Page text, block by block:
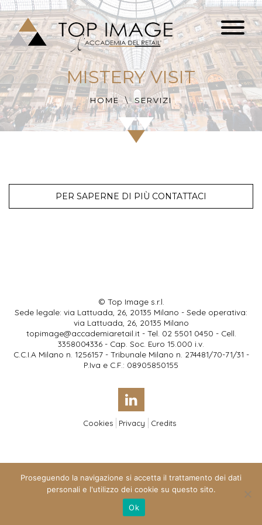
MISTERY VISIT
HOME SERVIZI
PER SAPERNE DI PIÙ CONTATTACI
© Top Image s.r.l.
Sede legale: via Lattuada, 26, 20135 Milano - Sede operativa:
via Lattuada, 26, 20135 Milano
topimage@accademiaretail.it - Tel. 02 5501 0450 - Cell.
3358004336 - Cap. Soc. Euro 15.000 i.v.
C.C.I.A Milano n. 1256157 - Tribunale Milano n. 274481/70-71/31 -
P.Iva e C.F.: 08905850155
Cookies Privacy Credits
Proseguendo la navigazione si accetta il trattamento dei dati
personali e l'utilizzo dei cookie su questo sito.
Ok